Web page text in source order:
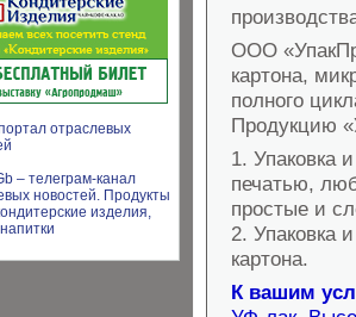
ООО
картона,
полного
Продукцию
1.​ Упаковка
печатью,
простые и
2.​ Упаковка
картона.
К вашим